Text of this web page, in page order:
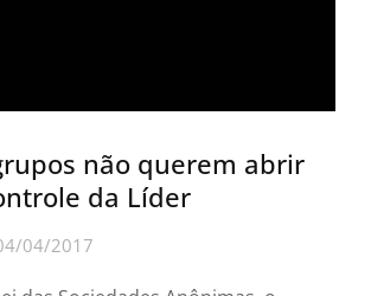
não querem abrir
da Líder
04/2017